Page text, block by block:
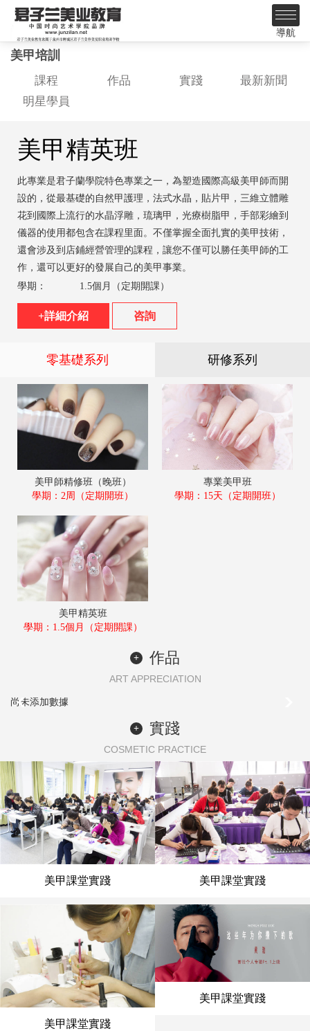
導航
美甲培訓
課程 作品 實踐
最新新聞
明星學員
美甲精英班
此專業是君子蘭學院特色專業之一，為塑造國際高級美甲師而開
設的，從最基礎的自然甲護理，法式水晶，貼片甲，三維立體雕
花到國際上流行的水晶浮雕，琉璃甲，光療樹脂甲，手部彩繪到
儀器的使用都包含在課程里面。不僅掌握全面扎實的美甲技術，
還會涉及到店鋪經營管理的課程，讓您不僅可以勝任美甲師的工
作，還可以更好的發展自己的美甲事業。
學期：
1.5個月（定期開課）
+詳細介紹 咨詢
零基礎系列 研修系列
美甲師精修班（晚班）
學期：2周（定期開班）
專業美甲班
學期：15天（定期開班）
美甲精英班
學期：1.5個月（定期開課）
+ 作品
ART APPRECIATION
尚未添加數據
+ 實踐
COSMETIC PRACTICE
美甲課堂實踐 美甲課堂實踐
美甲課堂實踐
美甲課堂實踐